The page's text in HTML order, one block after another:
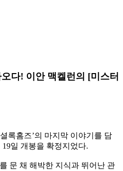
다! 이안 맥켈런의 [미스터
록홈즈’의 마지막 이야기를 담
일 개봉을 확정지었다.
문 채 해박한 지식과 뛰어난 관